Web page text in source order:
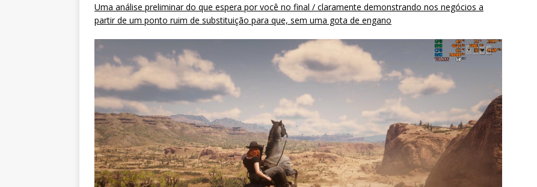
Uma análise preliminar do que espera por você no final / claramente demonstrando nos negócios a
partir de um ponto ruim de substituição para que, sem uma gota de engano